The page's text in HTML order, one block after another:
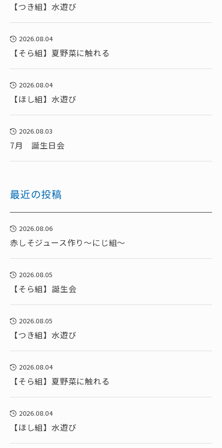
【つき組】水遊び
2026.08.04
【そら組】夏野菜に触れる
2026.08.04
【ほし組】水遊び
2026.08.03
7月 誕生日会
最近の投稿
2026.08.06
赤しそジュース作り～にじ組～
2026.08.05
【そら組】誕生会
2026.08.05
【つき組】水遊び
2026.08.04
【そら組】夏野菜に触れる
2026.08.04
【ほし組】水遊び